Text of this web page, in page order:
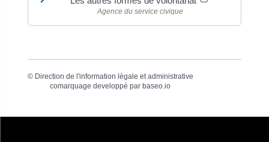
Agence du service civique
© Direction de l'information légale et administrative
comarquage developpé parbaseo.io